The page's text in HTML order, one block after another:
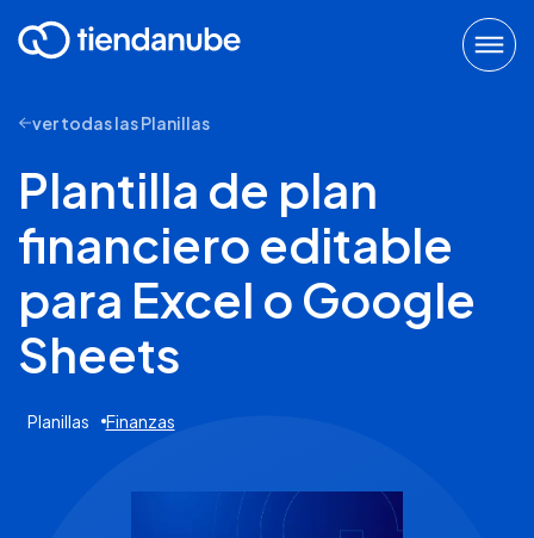
ver todas las Planillas
Plantilla de plan
financiero editable
para Excel o Google
Sheets
Planillas Finanzas